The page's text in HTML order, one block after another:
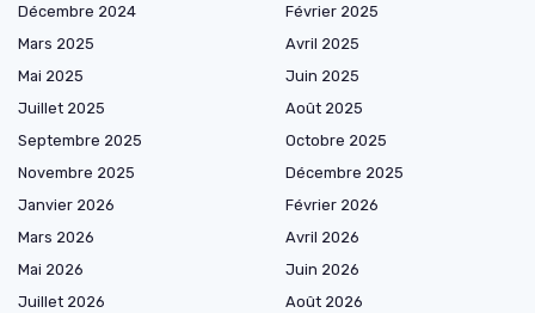
Décembre 2024
Février 2025
Mars 2025
Avril 2025
Mai 2025
Juin 2025
Juillet 2025
Août 2025
Septembre 2025
Octobre 2025
Novembre 2025
Décembre 2025
Janvier 2026
Février 2026
Mars 2026
Avril 2026
Mai 2026
Juin 2026
Juillet 2026
Août 2026